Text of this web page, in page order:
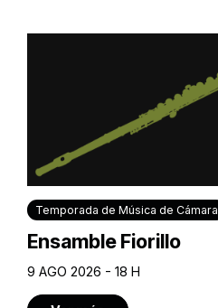
Temporada de Música de Cámara
Ensamble Fiorillo
9 AGO 2026 - 18 H